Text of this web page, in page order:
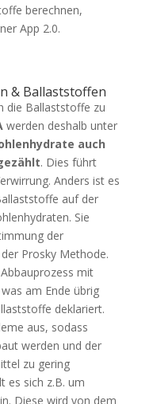
berechnen,
App 2.0.
& Ballaststoffen
die Ballaststoffe zu
werden deshalb unter
auch
. Dies führt
Anders ist es
auf der
Sie
der
Prosky Methode.
mit
am Ende übrig
deklariert.
aus, sodass
werden und der
zu gering
es sich z.B. um
Diese wird von dem